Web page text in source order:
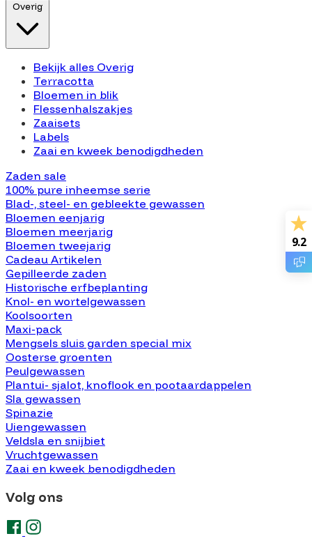
9.2
Overig
Bekijk alles Overig
Terracotta
Bloemen in blik
Flessenhalszakjes
Zaaisets
Labels
Zaai en kweek benodigdheden
Zaden sale
100% pure inheemse serie
Blad-, steel- en gebleekte gewassen
Bloemen eenjarig
Bloemen meerjarig
Bloemen tweejarig
Cadeau Artikelen
Gepilleerde zaden
Historische erfbeplanting
Knol- en wortelgewassen
Koolsoorten
Maxi-pack
Mengsels sluis garden special mix
Oosterse groenten
Peulgewassen
Plantui- sjalot, knoflook en pootaardappelen
Sla gewassen
Spinazie
Uiengewassen
Veldsla en snijbiet
Vruchtgewassen
Zaai en kweek benodigdheden
Volg ons